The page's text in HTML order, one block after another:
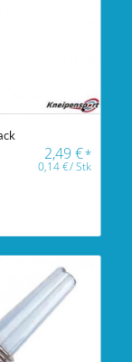
2,49€*
0,14€/Stk